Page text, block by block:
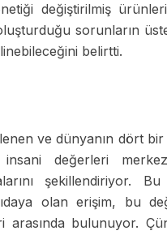
değiştirilmiş
sorunların
belirtti.
ve dünyanın dört bir
insani değerleri
şekillendiriyor.
olan erişim, bu
arasında bulunuyor.